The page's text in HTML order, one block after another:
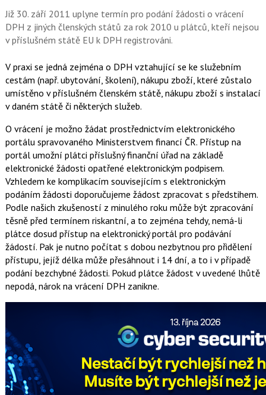
í
l
t
l
e
n
a
F
a
o
k
e
í
Již 30. září 2011 uplyne termín pro podání žádosti o vrácení
DPH z jiných členských států za rok 2010 u plátců, kteří nejsou
v příslušném státě EU k DPH registrováni.
V praxi se jedná zejména o DPH vztahující se ke služebním
cestám (např. ubytování, školení), nákupu zboží, které zůstalo
umístěno v příslušném členském státě, nákupu zboží s instalací
v daném státě či některých služeb.
O vrácení je možno žádat prostřednictvím elektronického
portálu spravovaného Ministerstvem financí ČR. Přístup na
portál umožní plátci příslušný finanční úřad na základě
elektronické žádosti opatřené elektronickým podpisem.
Vzhledem ke komplikacím souvisejícím s elektronickým
podáním žádosti doporučujeme žádost zpracovat s předstihem.
Podle našich zkušeností z minulého roku může být zpracování
těsně před termínem riskantní, a to zejména tehdy, nemá-li
plátce dosud přístup na elektronický portál pro podávání
žádostí. Pak je nutno počítat s dobou nezbytnou pro přidělení
přístupu, jejíž délka může přesáhnout i 14 dní, a to i v případě
podání bezchybné žádosti. Pokud plátce žádost v uvedené lhůtě
nepodá, nárok na vrácení DPH zanikne.